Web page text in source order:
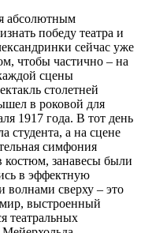
абсолютным
победу театра и
сейчас уже
чтобы частично – на
сцены
столетней
в роковой для
1917 года. В тот день
студента, а на сцене
симфония
костюм, занавесы были
в эффектную
волнами сверху – это
выстроенный
театральных